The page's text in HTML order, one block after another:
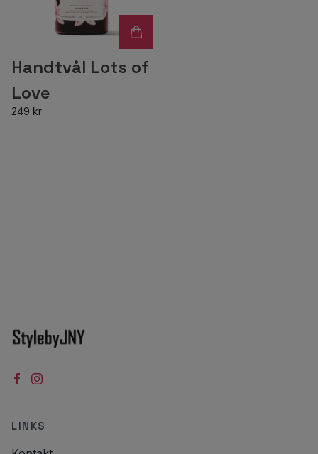
Handtvål Lots of
Love
249 kr
LINKS